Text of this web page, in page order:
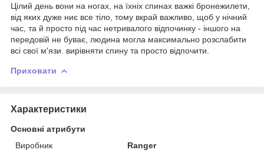
Цілий день вони на ногах, на їхніх спинах важкі бронежилети,
від яких дуже ниє все тіло, тому вкрай важливо, щоб у нічний
час, та й просто під час нетривалого відпочинку - іншого на
передовій не буває, людина могла максимально розслабити
всі свої м'язи. вирівняти спину та просто відпочити.
Приховати
Характеристики
Основні атрибути
Виробник
Ranger